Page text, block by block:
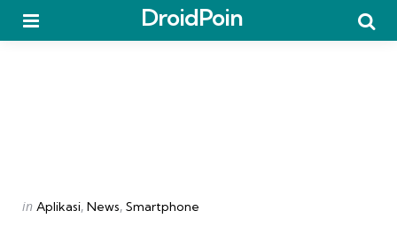
DroidPoin
Categories
Posted
in Aplikasi News Smartphone